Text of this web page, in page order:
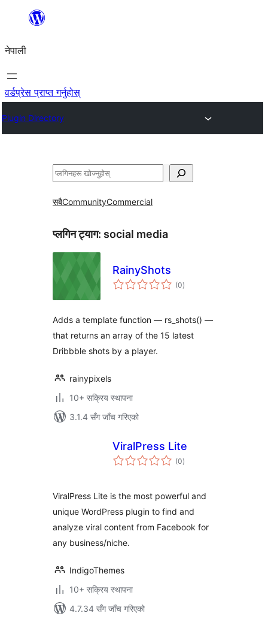
सामग्रीमा
नेपाली
वर्डप्रेस प्राप्त गर्नुहोस्
Plugin Directory
खोज्नुहोस्
सबैCommunityCommercial
प्लगिन ट्याग: social media
RainyShots
(0कुल
रेटिङ्गहरू
)
Adds a template function — rs_shots() —
that returns an array of the 15 latest
Dribbble shots by a player.
rainypixels
10+ सक्रिय स्थापना
3.1.4 सँग जाँच गरिएको
ViralPress Lite
(0कुल
रेटिङ्गहरू
)
ViralPress Lite is the most powerful and
unique WordPress plugin to find and
analyze viral content from Facebook for
any business/niche.
IndigoThemes
10+ सक्रिय स्थापना
4.7.34 सँग जाँच गरिएको